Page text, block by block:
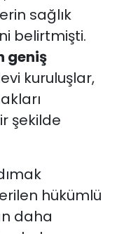
sağlık
belirtmişti.
geniş
kuruluşlar,
şekilde
hükümlü
daha